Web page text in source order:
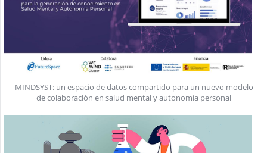
MINDSYST: un espacio de datos compartido para un nuevo modelo
de colaboración en salud mental y autonomía personal